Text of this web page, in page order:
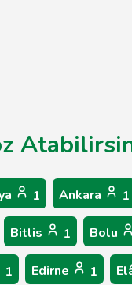
1 Ankara 1
Bitlis 1 Bolu
1 Edirne 1